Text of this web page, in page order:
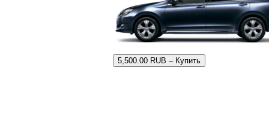
5,500.00 RUB – Купить